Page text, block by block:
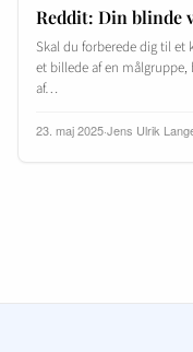
Reddit: Din blinde
Skal du forberede dig til et
et billede af en
af…
23. maj 2025·Jens Ulrik